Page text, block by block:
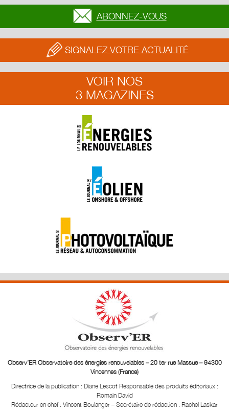
ABONNEZ-VOUS
SIGNALEZ VOTRE ACTUALITÉ
VOIR NOS
3 MAGAZINES
Observ’ER Observatoire des énergies renouvelables – 20 ter rue Massue – 94300
Vincennes (France)
Directrice de la publication : Diane Lescot Responsable des produits éditoriaux :
Romain David
Rédacteur en chef : Vincent Boulanger – Secrétaire de rédaction : Rachel Laskar